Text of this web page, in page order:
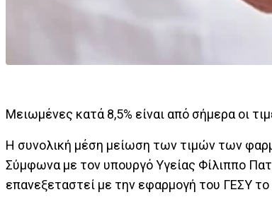
Μειωμένες κατά 8,5% είναι από σήμερα οι
Η συνολική μέση μείωση των τιμών των
Σύμφωνα με τον υπουργό Υγείας Φίλιππο
επανεξεταστεί με την εφαρμογή του ΓΕΣΥ το